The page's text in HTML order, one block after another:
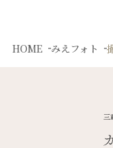
HOME みえフォト
三